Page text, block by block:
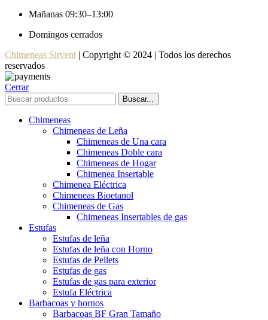
Mañanas 09:30–13:00
Domingos cerrados
Chimeneas Sirvent | Copyright © 2024 | Todos los derechos
reservados
Cerrar
Buscar...
Chimeneas
Chimeneas de Leña
Chimeneas de Una cara
Chimeneas Doble cara
Chimeneas de Hogar
Chimenea Insertable
Chimenea Eléctrica
Chimeneas Bioetanol
Chimeneas de Gas
Chimeneas Insertables de gas
Estufas
Estufas de leña
Estufas de leña con Horno
Estufas de Pellets
Estufas de gas
Estufas de gas para exterior
Estufa Eléctrica
Barbacoas y hornos
Barbacoas BF Gran Tamaño